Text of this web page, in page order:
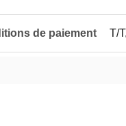
de paiement T/